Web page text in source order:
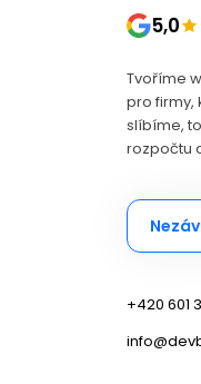
5,0
Tvoříme
pro firmy,
slíbíme,
rozpočtu
+420 601
DevBoys AI asistent
Poradím s projektem na